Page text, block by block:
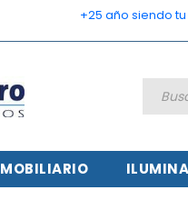
+25 año siendo
MOBILIARIO